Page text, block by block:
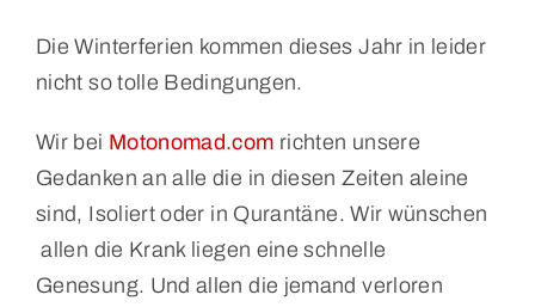
Die Winterferien kommen dieses Jahr in leider
nicht so tolle Bedingungen.
Wir bei Motonomad.com richten unsere
Gedanken an alle die in diesen Zeiten aleine
sind, Isoliert oder in Qurantäne. Wir wünschen
allen die Krank liegen eine schnelle
Genesung. Und allen die jemand verloren